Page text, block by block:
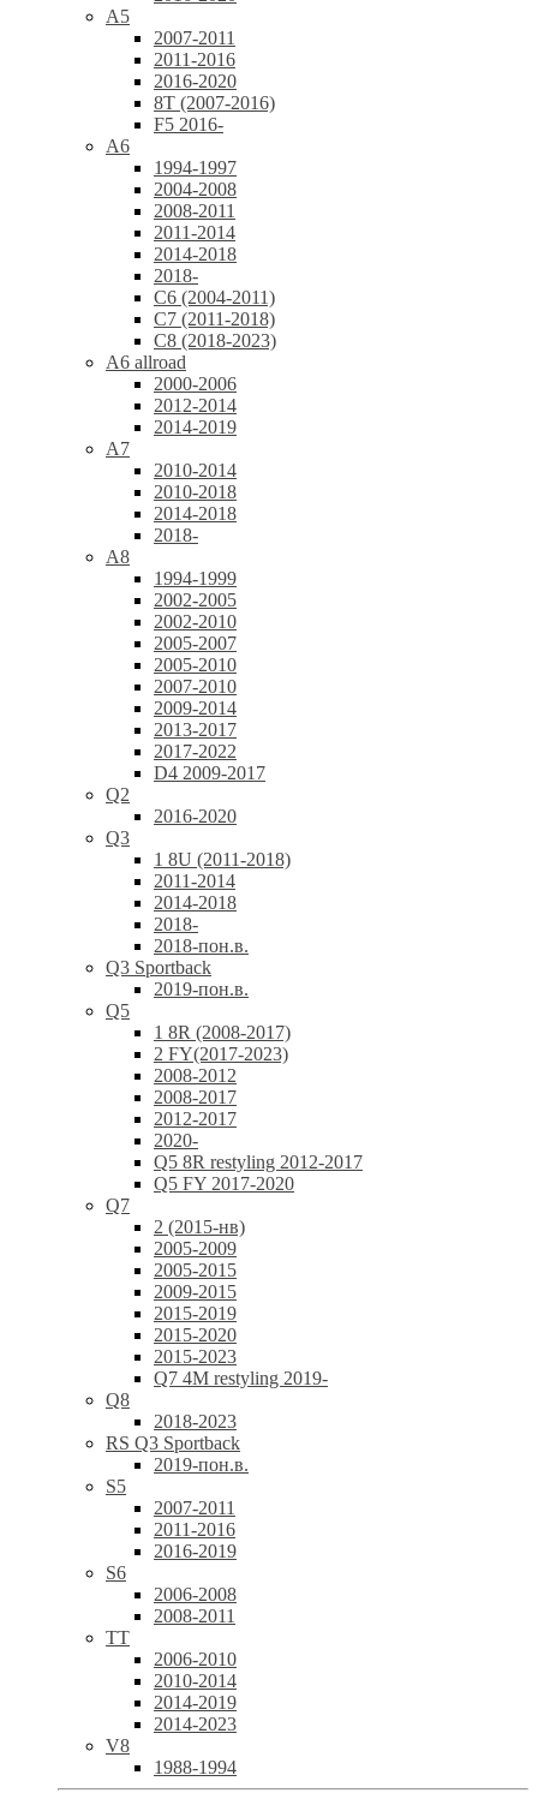
A5
2007-2011
2011-2016
2016-2020
8T (2007-2016)
F5 2016-
A6
1994-1997
2004-2008
2008-2011
2011-2014
2014-2018
2018-
C6 (2004-2011)
C7 (2011-2018)
C8 (2018-2023)
A6 allroad
2000-2006
2012-2014
2014-2019
A7
2010-2014
2010-2018
2014-2018
2018-
A8
1994-1999
2002-2005
2002-2010
2005-2007
2005-2010
2007-2010
2009-2014
2013-2017
2017-2022
D4 2009-2017
Q2
2016-2020
Q3
1 8U (2011-2018)
2011-2014
2014-2018
2018-
2018-пон.в.
Q3 Sportback
2019-пон.в.
Q5
1 8R (2008-2017)
2 FY(2017-2023)
2008-2012
2008-2017
2012-2017
2020-
Q5 8R restyling 2012-2017
Q5 FY 2017-2020
Q7
2 (2015-нв)
2005-2009
2005-2015
2009-2015
2015-2019
2015-2020
2015-2023
Q7 4M restyling 2019-
Q8
2018-2023
RS Q3 Sportback
2019-пон.в.
S5
2007-2011
2011-2016
2016-2019
S6
2006-2008
2008-2011
TT
2006-2010
2010-2014
2014-2019
2014-2023
V8
1988-1994